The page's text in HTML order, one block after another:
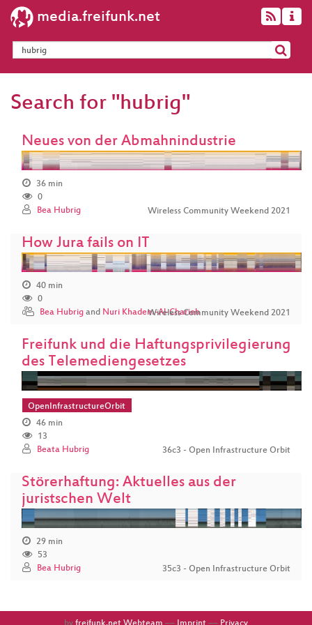
media.freifunk.net
Search for "hubrig"
Neues von der Abmahnindustrie
36 min
0
Bea Hubrig
Wireless Community Weekend 2021
How Jura fails on IT
40 min
0
Bea Hubrig and Nuri Khadem-Al-Charieh
Wireless Community Weekend 2021
Freifunk und die Haftungsprivilegierung
des Telemediengesetzes
OpenInfrastructureOrbit
46 min
13
Beata Hubrig
36c3 - Open Infrastructure Orbit
Störerhaftung: Aktuelles aus der
juristschen Welt
29 min
53
Bea Hubrig
35c3 - Open Infrastructure Orbit